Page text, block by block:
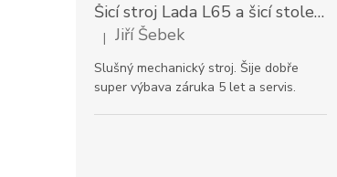
Šicí stroj Lada L65 a šicí stolek
Hodnocení produktu je 5 z 5 hvězdiček.
| Jiří Šebek
Slušný mechanický stroj. Šije dobře
super výbava záruka 5 let a servis.